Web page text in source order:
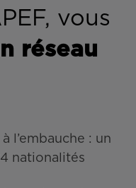
vous
réseau
l’embauche : un
nationalités